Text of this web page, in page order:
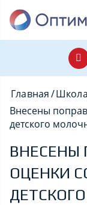
Главная/
Внесены
детского
ВНЕСЕНЫ
ОЦЕНКИ